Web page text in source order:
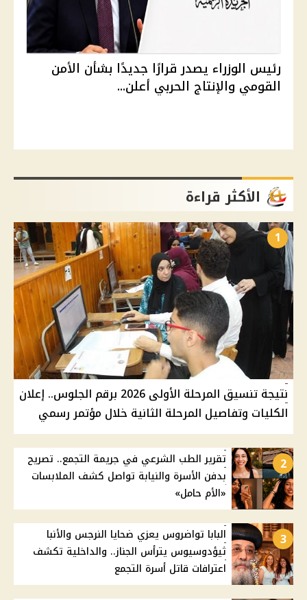
رئيس الوزراء يصدر قرارًا جديدًا بشأن الأمن
القومي والإنتاج الحربي أعلن...
الأكثر قراءة
1
نتيجة تنسيق المرحلة الأولى 2026 برقم الجلوس.. إعلان
الكليات وتفاصيل المرحلة الثانية خلال مؤتمر رسمي
2
تقرير الطب الشرعي في جريمة التجمع.. تصريح
بدفن الأسرة والنيابة تواصل كشف الملابسات
«الأم حامل»
3
البابا تواضروس يعزي ضحايا النرجس والأنبا
ثيؤدوسيوس يترأس الجناز.. والداخلية تكشف
اعترافات قاتل أسرة التجمع